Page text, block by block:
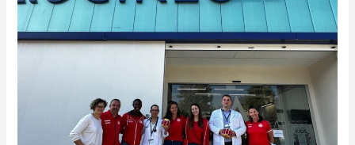
«buenas
sensaciones»